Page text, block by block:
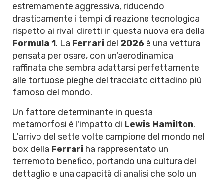
estremamente aggressiva, riducendo
drasticamente i tempi di reazione tecnologica
rispetto ai rivali diretti in questa nuova era della
Formula 1. La Ferrari del 2026 è una vettura
pensata per osare, con un'aerodinamica
raffinata che sembra adattarsi perfettamente
alle tortuose pieghe del tracciato cittadino più
famoso del mondo.
Un fattore determinante in questa
metamorfosi è l'impatto di Lewis Hamilton.
L'arrivo del sette volte campione del mondo nel
box della Ferrari ha rappresentato un
terremoto benefico, portando una cultura del
dettaglio e una capacità di analisi che solo un